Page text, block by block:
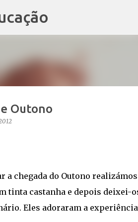
Outono
a chegada do Outono
tinta castanha e depois deixei-
Eles adoraram a